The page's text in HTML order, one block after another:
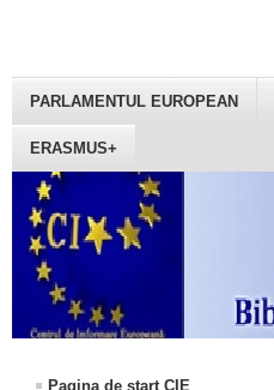
PARLAMENTUL EUROPEAN
ERASMUS+
Pagina de start CIE